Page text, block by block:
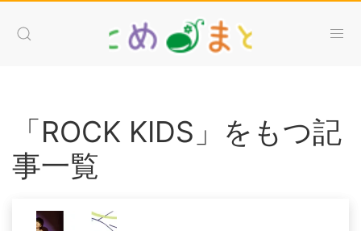
「ROCK KIDS」をもつ記
事一覧